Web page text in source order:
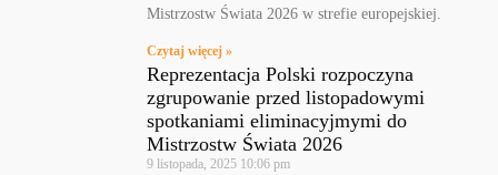
Mistrzostw Świata 2026 w strefie europejskiej.
Czytaj więcej »
Reprezentacja Polski rozpoczyna
zgrupowanie przed listopadowymi
spotkaniami eliminacyjmymi do
Mistrzostw Świata 2026
9 listopada, 2025 10:06 pm